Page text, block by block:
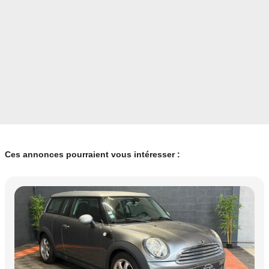
Ces annonces pourraient vous intéresser :